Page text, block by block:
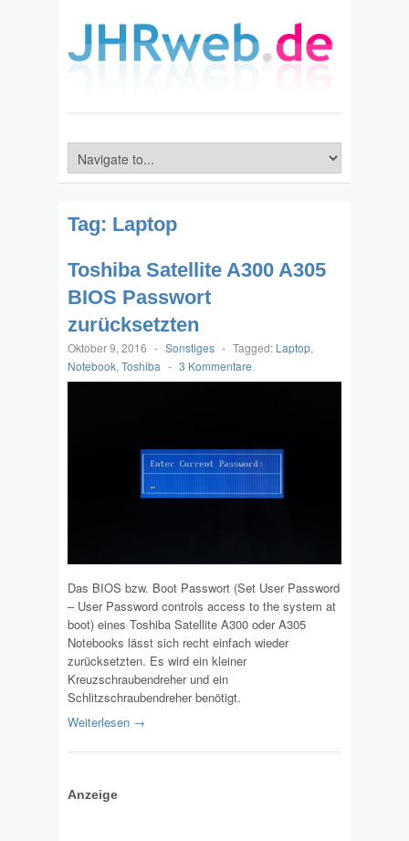
Tag: Laptop
Toshiba Satellite A300 A305
BIOS Passwort
zurücksetzten
Oktober 9, 2016 - Sonstiges - Tagged: Laptop,
Notebook, Toshiba - 3 Kommentare
Das BIOS bzw. Boot Passwort (Set User Password
– User Password controls access to the system at
boot) eines Toshiba Satellite A300 oder A305
Notebooks lässt sich recht einfach wieder
zurücksetzten. Es wird ein kleiner
Kreuzschraubendreher und ein
Schlitzschraubendreher benötigt.
Weiterlesen →
Anzeige